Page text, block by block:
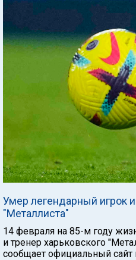
Умер легендарный игрок
"Металлиста"
14 февраля на 85-м году
и тренер харьковского
сообщает официальный сайт